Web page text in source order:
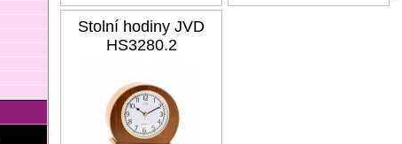
Stolní hodiny JVD
HS3280.2